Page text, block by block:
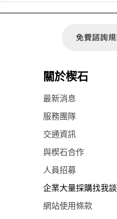
關於楔石
最新消息
服務團隊
交通資訊
與楔石合作
人員招募
企業大量採購找我談
網站使用條款